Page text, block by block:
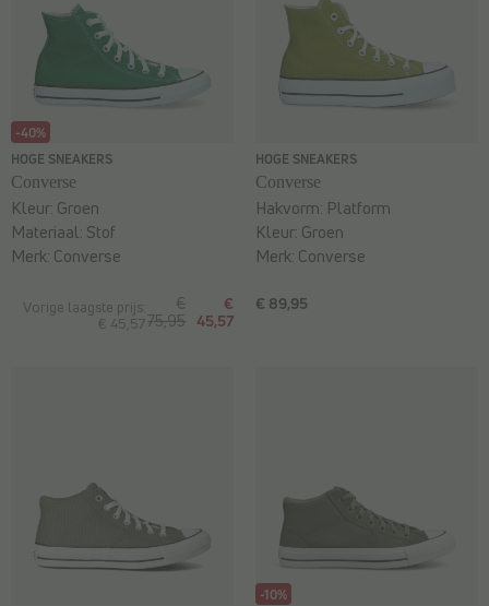
-40%
HOGE SNEAKERS
Converse
Vorige laagste prijs:
€ 45,57
€
75,95
€
45,57
Kleur: Groen
Materiaal: Stof
Merk: Converse
HOGE SNEAKERS
Converse
€ 89,95
Hakvorm: Platform
Kleur: Groen
Merk: Converse
-10%